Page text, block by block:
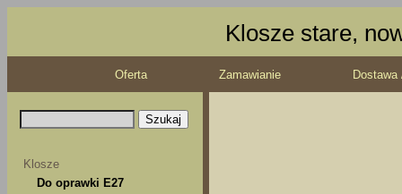
Klosze stare,
Oferta Zamawianie
Klosze
Do oprawki E27